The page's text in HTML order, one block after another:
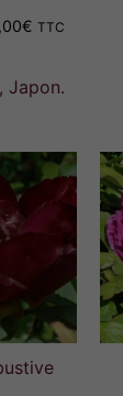
€Plage
48,00€
TTC
Japon.